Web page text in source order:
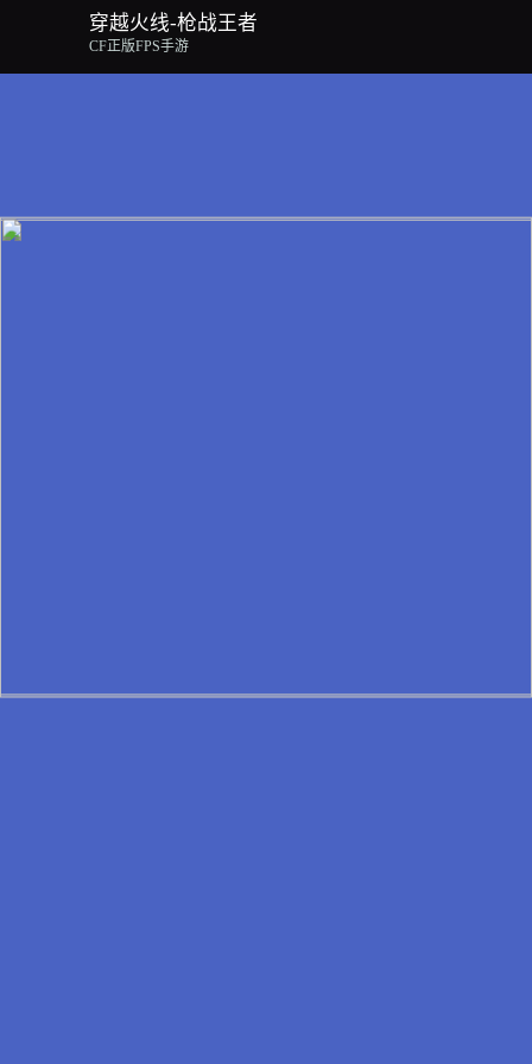
穿越火线-枪战王者
CF正版FPS手游